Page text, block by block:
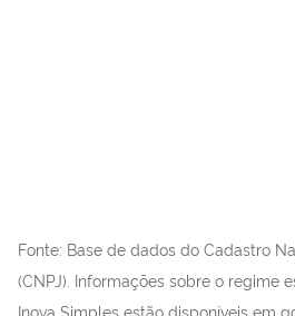
Fonte: Base de dados do Cadastro
(CNPJ). Informações sobre o regime
Inova Simples estão disponíveis em